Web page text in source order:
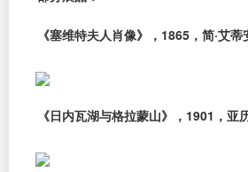
《塞维特夫人肖像》，1865，简·艾蒂
《日内瓦湖与格拉蒙山》，1901，亚